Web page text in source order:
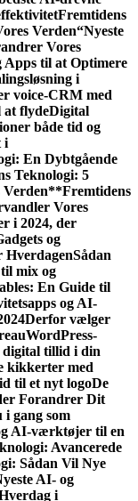
Fremtidens
Verden“Nyeste
Vores
til at Optimere
i
voice-CRM med
at flydeDigital
både tid og
i
En Dybtgående
Teknologi: 5
**Fremtidens
Vores
i 2024, der
og
HverdagenSådan
mix og
En Guide til
og AI-
Derfor vælger
WordPress-
digital tillid i din
kikkerter med
til et nyt logoDe
Forandrer Dit
gang som
AI-værktøjer til en
Avancerede
Sådan Vil Nye
AI- og
i